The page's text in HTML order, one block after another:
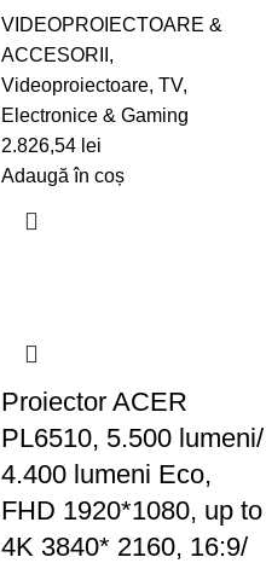
VIDEOPROIECTOARE &
ACCESORII ,
Videoproiectoare, TV,
Electronice & Gaming
2.826,54 lei
Adaugă în coș
Proiector ACER
PL6510, 5.500 lumeni/
4.400 lumeni Eco,
FHD 1920*1080, up to
4K 3840* 2160, 16:9/